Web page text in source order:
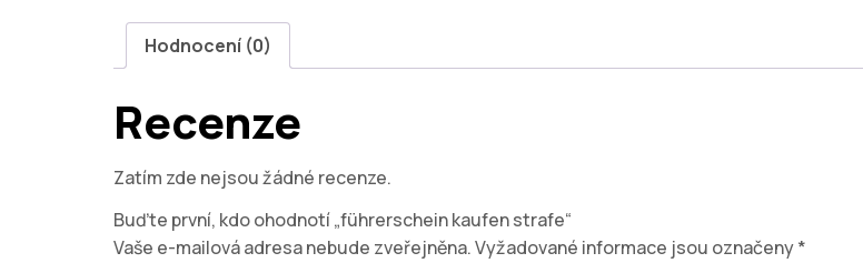
Hodnocení (0)
Recenze
Zatím zde nejsou žádné recenze.
Buďte první, kdo ohodnotí „führerschein kaufen strafe​“
Vaše e-mailová adresa nebude zveřejněna.Vyžadované informace jsou označeny*